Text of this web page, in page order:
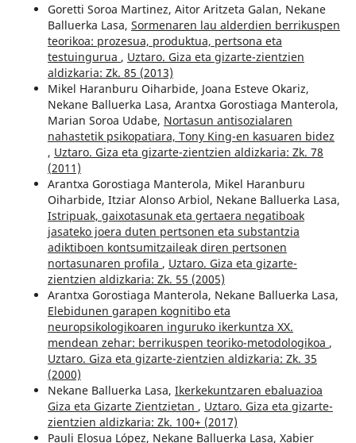
Goretti Soroa Martinez, Aitor Aritzeta Galan, Nekane
Balluerka Lasa, Sormenaren lau alderdien berrikuspen
teorikoa: prozesua, produktua, pertsona eta
testuingurua , Uztaro. Giza eta gizarte-zientzien
aldizkaria: Zk. 85 (2013)
Mikel Haranburu Oiharbide, Joana Esteve Okariz,
Nekane Balluerka Lasa, Arantxa Gorostiaga Manterola,
Marian Soroa Udabe, Nortasun antisozialaren
nahastetik psikopatiara, Tony King-en kasuaren bidez
, Uztaro. Giza eta gizarte-zientzien aldizkaria: Zk. 78
(2011)
Arantxa Gorostiaga Manterola, Mikel Haranburu
Oiharbide, Itziar Alonso Arbiol, Nekane Balluerka Lasa,
Istripuak, gaixotasunak eta gertaera negatiboak
jasateko joera duten pertsonen eta substantzia
adiktiboen kontsumitzaileak diren pertsonen
nortasunaren profila , Uztaro. Giza eta gizarte-
zientzien aldizkaria: Zk. 55 (2005)
Arantxa Gorostiaga Manterola, Nekane Balluerka Lasa,
Elebidunen garapen kognitibo eta
neuropsikologikoaren inguruko ikerkuntza XX.
mendean zehar: berrikuspen teoriko-metodologikoa ,
Uztaro. Giza eta gizarte-zientzien aldizkaria: Zk. 35
(2000)
Nekane Balluerka Lasa, Ikerkekuntzaren ebaluazioa
Giza eta Gizarte Zientzietan , Uztaro. Giza eta gizarte-
zientzien aldizkaria: Zk. 100+ (2017)
Pauli Elosua López, Nekane Balluerka Lasa, Xabier